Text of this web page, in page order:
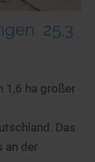
25,3
1,6 ha großer
Das
an der